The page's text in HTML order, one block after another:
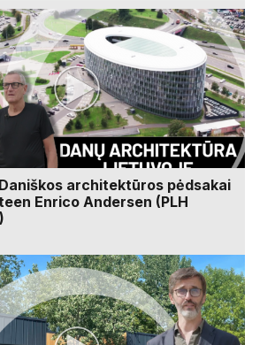
architektūros pėdsakai
Enrico Andersen (PLH